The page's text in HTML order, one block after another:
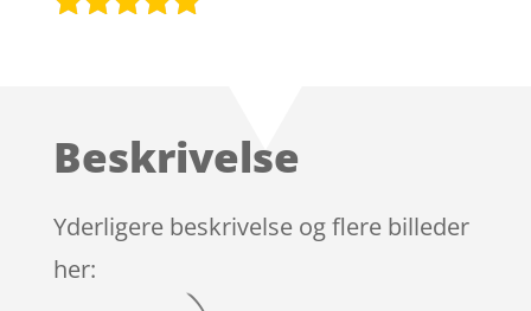
kundebedøm
Beskrivelse
Yderligere beskrivelse og flere billeder
her: